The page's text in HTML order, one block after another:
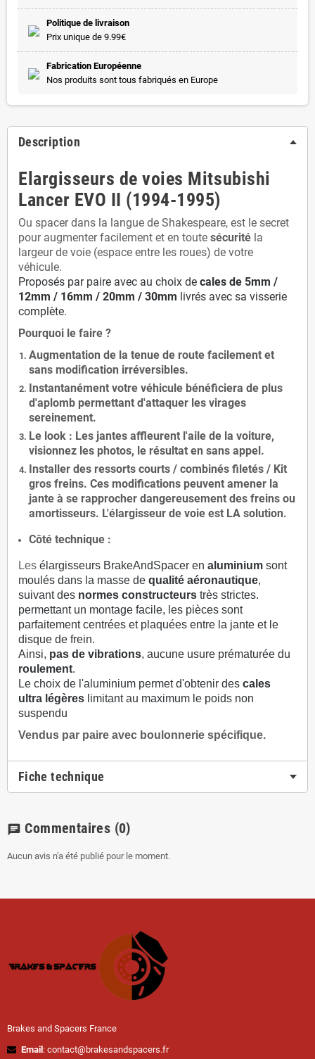
Politique de livraison
Prix unique de 9.99€
Fabrication Européenne
Nos produits sont tous fabriqués en Europe
Description
Elargisseurs de voies Mitsubishi
Lancer EVO II (1994-1995)
Ou spacer dans la langue de Shakespeare, est le secret
pour augmenter facilement et en toute sécurité la
largeur de voie (espace entre les roues) de votre
véhicule.
Proposés par paire avec au choix de cales de 5mm /
12mm / 16mm / 20mm / 30mm livrés avec sa visserie
complète.
Pourquoi le faire ?
Augmentation de la tenue de route facilement et
sans modification irréversibles.
Instantanément votre véhicule bénéficiera de plus
d'aplomb permettant d'attaquer les virages
sereinement.
Le look : Les jantes affleurent l'aile de la voiture,
visionnez les photos, le résultat en sans appel.
Installer des ressorts courts / combinés filetés / Kit
gros freins. Ces modifications peuvent amener la
jante à se rapprocher dangereusement des freins ou
amortisseurs. L'élargisseur de voie est LA solution.
Côté technique :
Les élargisseurs BrakeAndSpacer en aluminium sont
moulés dans la masse de qualité aéronautique,
suivant des normes constructeurs très strictes.
permettant un montage facile, les pièces sont
parfaitement centrées et plaquées entre la jante et le
disque de frein.
Ainsi, pas de vibrations, aucune usure prématurée du
roulement.
Le choix de l'aluminium permet d'obtenir des cales
ultra légères limitant au maximum le poids non
suspendu
Vendus par paire avec boulonnerie spécifique.
Fiche technique
chat Commentaires (0)
Aucun avis n'a été publié pour le moment.
Brakes and Spacers France
Email : contact@brakesandspacers.fr